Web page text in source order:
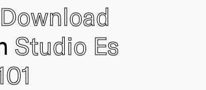
Download
Studio Es